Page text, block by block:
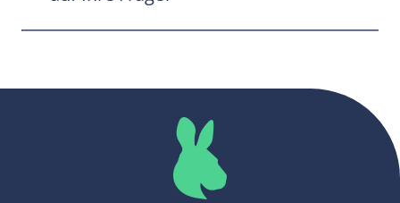
0,30 EUR zzgl. 4,5% des Originalbetrages.